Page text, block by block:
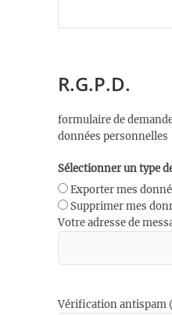
R.G.P.D.
formulaire de
données personnelles
Sélectionner un type
Exporter mes
Supprimer mes
Votre adresse de
Vérification antispam